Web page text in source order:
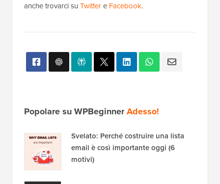
anche trovarci su Twittere Facebook.
Popolare su WPBeginnerAdesso!
Svelato: Perché costruire una lista
email è così importante oggi (6
motivi)